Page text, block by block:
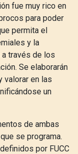
fue muy rico en
para poder
permita el
y la
través de los
Se elaborarán
valorar en las
un
de ambas
se programa.
por FUCC